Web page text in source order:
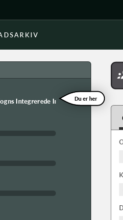
Integrerede InstitutionDu er her